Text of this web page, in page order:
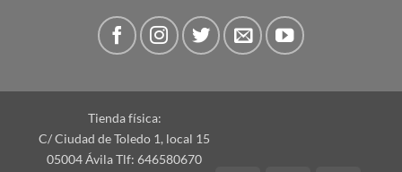
Tienda física:
C/ Ciudad de Toledo 1, local 15
05004 Ávila Tlf: 646580670